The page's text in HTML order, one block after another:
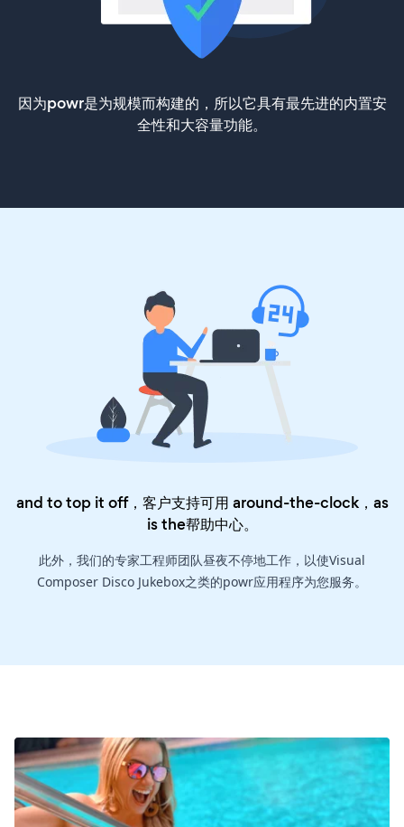
因为powr是为规模而构建的，所以它具有最先进的内置安
全性和大容量功能。
and to top it off，客户支持可用 around-the-clock，as
is the帮助中心。
此外，我们的专家工程师团队昼夜不停地工作，以使Visual
Composer Disco Jukebox之类的powr应用程序为您服务。